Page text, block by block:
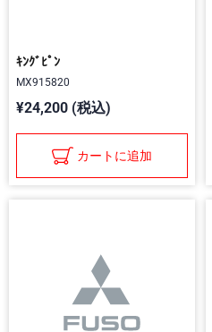
ｷﾝｸﾞﾋﾟﾝ
MX915820
¥24,200 (税込)
カートに追加